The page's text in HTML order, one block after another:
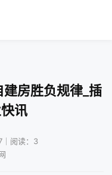
房胜负规律_插
讯
阅读：3